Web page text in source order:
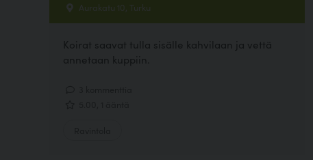
Aurakatu 10, Turku
Koirat saavat tulla sisälle kahvilaan ja vettä
annetaan kuppiin.